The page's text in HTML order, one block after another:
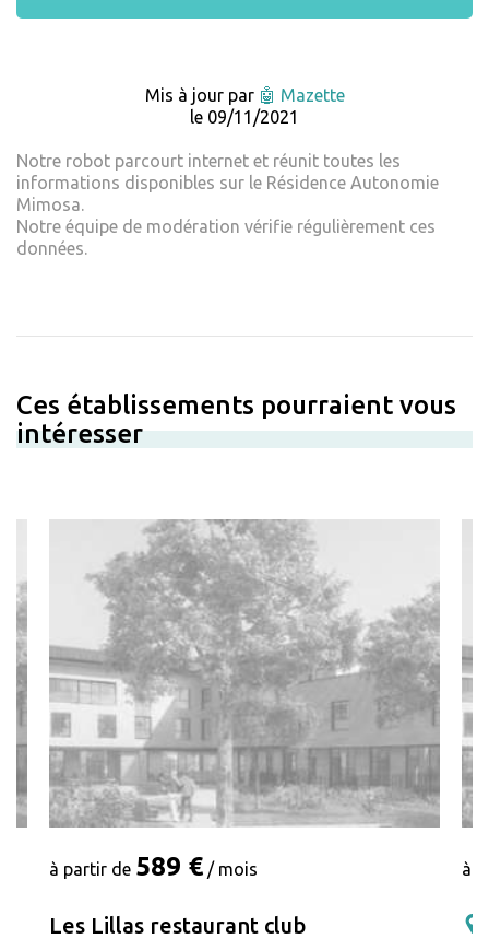
Mis à jour par 🤖 Mazette
le 09/11/2021
Notre robot parcourt internet et réunit toutes les
informations disponibles sur le Résidence Autonomie
Mimosa.
Notre équipe de modération vérifie régulièrement ces
données.
Ces établissements pourraient vous
intéresser
à partir de 589 € / mois
Les Lillas restaurant club
à